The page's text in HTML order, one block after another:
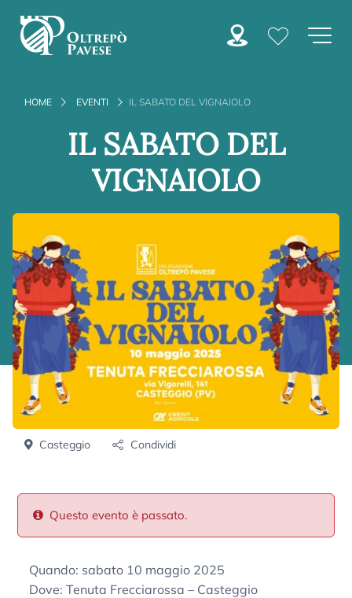
HOME EVENTI IL SABATO DEL VIGNAIOLO
IL SABATO DEL
VIGNAIOLO
Casteggio Condividi
Questo evento è passato.
Quando: sabato 10 maggio 2025
Dove: Tenuta Frecciarossa – Casteggio